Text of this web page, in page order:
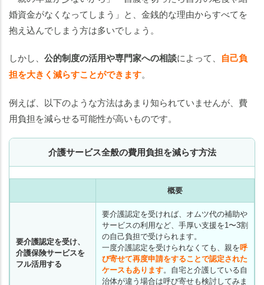
婚資金がなくなってしまう」と、金銭的な理由からすべてを
抱え込んでしまう方は多いでしょう。
しかし、 公的制度の活用や専門家への相談によって、 自己負
担を大きく減らすことができます。
例えば、以下のような方法はあまり知られていませんが、費
用負担を減らせる可能性が高いものです。
介護サービス全般の費用負担を減らす方法
概要
要介護認定を受け、
介護保険サービスを
フル活用する
要介護認定を受ければ、オムツ代の補助や
サービスの利用など、手厚い支援を1〜3割
の自己負担で受けられます。
一度介護認定を受けられなくても、親を 呼
び寄せて再度申請をすることで認定された
ケースもあります。自宅と介護している自
治体が違う場合は呼び寄せも検討してみま